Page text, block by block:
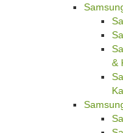
&